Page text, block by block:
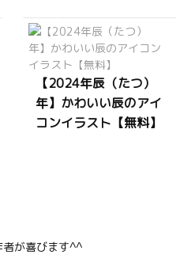
【2024年辰（たつ）
年】かわいい辰のアイ
コンイラスト【無料】
者が喜びます^^